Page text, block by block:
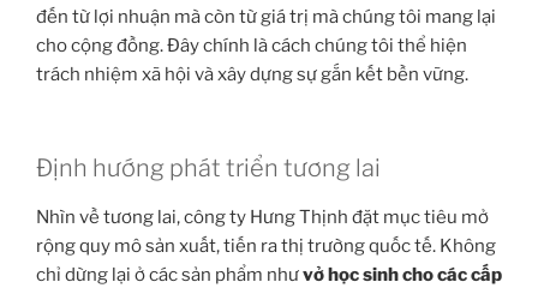
đến từ lợi nhuận mà còn từ giá trị mà chúng tôi mang lại
cho cộng đồng. Đây chính là cách chúng tôi thể hiện
trách nhiệm xã hội và xây dựng sự gắn kết bền vững.
Định hướng phát triển tương lai
Nhìn về tương lai, công ty Hưng Thịnh đặt mục tiêu mở
rộng quy mô sản xuất, tiến ra thị trường quốc tế. Không
chỉ dừng lại ở các sản phẩm nhưvở học sinh cho các cấp